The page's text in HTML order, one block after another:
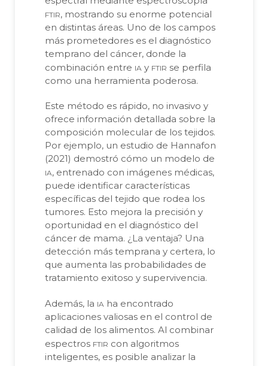
ftir, mostrando su enorme potencial
en distintas áreas. Uno de los campos
más prometedores es el diagnóstico
temprano del cáncer, donde la
combinación entre ia y ftir se perfila
como una herramienta poderosa.
Este método es rápido, no invasivo y
ofrece información detallada sobre la
composición molecular de los tejidos.
Por ejemplo, un estudio de Hannafon
(2021) demostró cómo un modelo de
ia, entrenado con imágenes médicas,
puede identificar características
específicas del tejido que rodea los
tumores. Esto mejora la precisión y
oportunidad en el diagnóstico del
cáncer de mama. ¿La ventaja? Una
detección más temprana y certera, lo
que aumenta las probabilidades de
tratamiento exitoso y supervivencia.
Además, la ia ha encontrado
aplicaciones valiosas en el control de
calidad de los alimentos. Al combinar
espectros ftir con algoritmos
inteligentes, es posible analizar la